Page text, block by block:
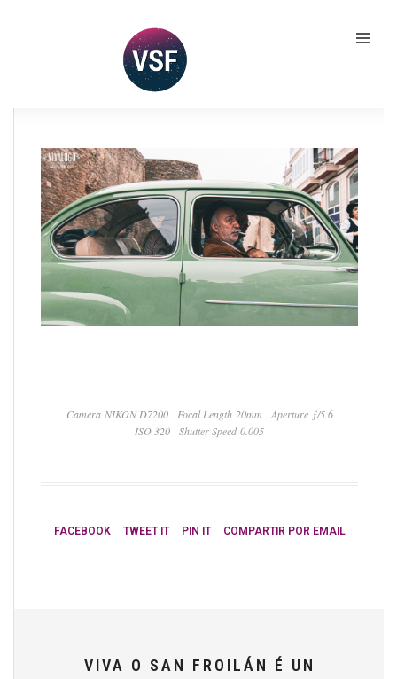
Camera NIKON D7200 Focal Length 20mm
Aperture ƒ/5.6
ISO 320
Shutter Speed 0.005
FACEBOOK TWEET IT PIN IT COMPARTIR POR EMAIL
VIVA O SAN FROILÁN É UN